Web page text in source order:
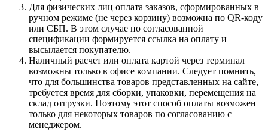
Для физических лиц оплата заказов, сформированных в
ручном режиме (не через корзину) возможна по QR-коду
или СБП. В этом случае по согласованной
спецификации формируется ссылка на оплату и
высылается покупателю.
Наличный расчет или оплата картой через терминал
возможны только в офисе компании. Следует помнить,
что для большинства товаров представленных на сайте,
требуется время для сборки, упаковки, перемещения на
склад отгрузки. Поэтому этот способ оплаты возможен
только для некоторых товаров по согласованию с
менеджером.